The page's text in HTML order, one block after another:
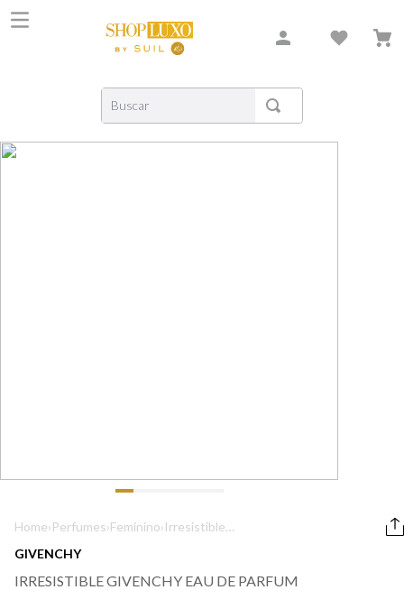
Buscar
Home›Perfumes›Feminino›Irresistible
GIVENCHY
IRRESISTIBLE GIVENCHY EAU DE PARFUM